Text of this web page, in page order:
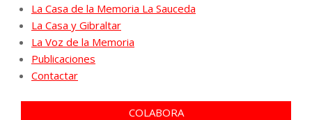
La Casa de la Memoria La Sauceda
La Casa y Gibraltar
La Voz de la Memoria
Publicaciones
Contactar
COLABORA